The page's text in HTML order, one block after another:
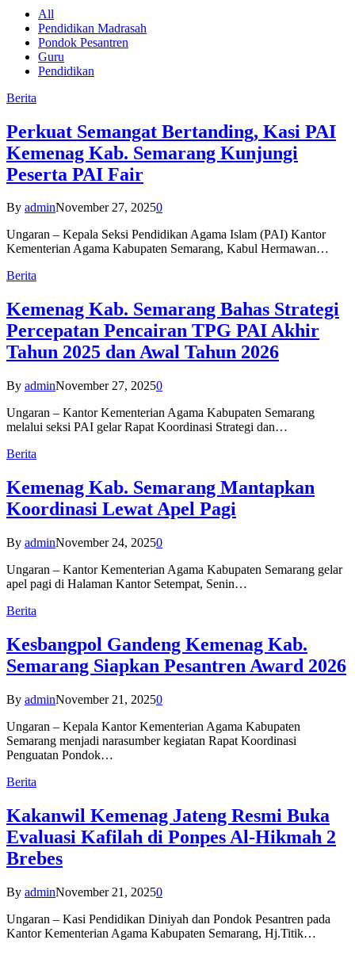
All
Pendidikan Madrasah
Pondok Pesantren
Guru
Pendidikan
Berita
Perkuat Semangat Bertanding, Kasi PAI
Kemenag Kab. Semarang Kunjungi
Peserta PAI Fair
By adminNovember 27, 20250
Ungaran – Kepala Seksi Pendidikan Agama Islam (PAI) Kantor
Kementerian Agama Kabupaten Semarang, Kabul Hermawan…
Berita
Kemenag Kab. Semarang Bahas Strategi
Percepatan Pencairan TPG PAI Akhir
Tahun 2025 dan Awal Tahun 2026
By adminNovember 27, 20250
Ungaran – Kantor Kementerian Agama Kabupaten Semarang
melalui seksi PAI gelar Rapat Koordinasi Strategi dan…
Berita
Kemenag Kab. Semarang Mantapkan
Koordinasi Lewat Apel Pagi
By adminNovember 24, 20250
Ungaran – Kantor Kementerian Agama Kabupaten Semarang gelar
apel pagi di Halaman Kantor Setempat, Senin…
Berita
Kesbangpol Gandeng Kemenag Kab.
Semarang Siapkan Pesantren Award 2026
By adminNovember 21, 20250
Ungaran – Kepala Kantor Kementerian Agama Kabupaten
Semarang menjadi narasumber kegiatan Rapat Koordinasi
Penguatan Pondok…
Berita
Kakanwil Kemenag Jateng Resmi Buka
Evaluasi Kafilah di Ponpes Al-Hikmah 2
Brebes
By adminNovember 21, 20250
Ungaran – Kasi Pendidikan Diniyah dan Pondok Pesantren pada
Kantor Kementerian Agama Kabupaten Semarang, Hj.Titik…